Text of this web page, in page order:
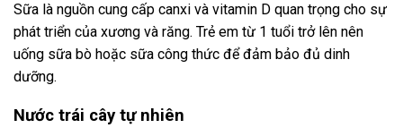
Sữa là nguồn cung cấp canxi và vitamin D quan trọng cho sự
phát triển của xương và răng. Trẻ em từ 1 tuổi trở lên nên
uống sữa bò hoặc sữa công thức để đảm bảo đủ dinh
dưỡng.
Nước trái cây tự nhiên